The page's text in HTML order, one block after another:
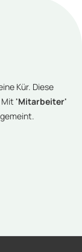
Kür. Diese
Mit 'Mitarbeiter'
gemeint.